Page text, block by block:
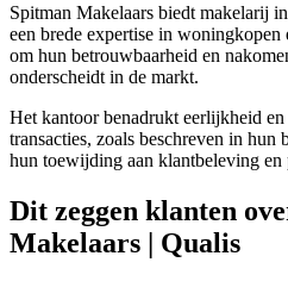
Spitman Makelaars biedt makelarij
een brede expertise in woningkopen
om hun betrouwbaarheid en
onderscheidt in de markt.
Het kantoor benadrukt eerlijkheid
transacties, zoals beschreven in
hun toewijding aan klantbeleving en
Dit zeggen klanten
Makelaars | Qualis